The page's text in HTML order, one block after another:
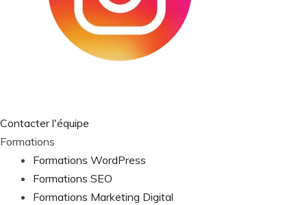
Contacter l'équipe
Formations
Formations WordPress
Formations SEO
Formations Marketing Digital